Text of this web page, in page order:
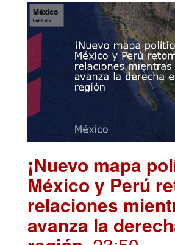
¡Nuevo mapa
México y Perú
relaciones
avanza la